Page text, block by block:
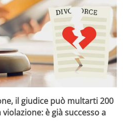
il giudice può multarti 200
è già successo a